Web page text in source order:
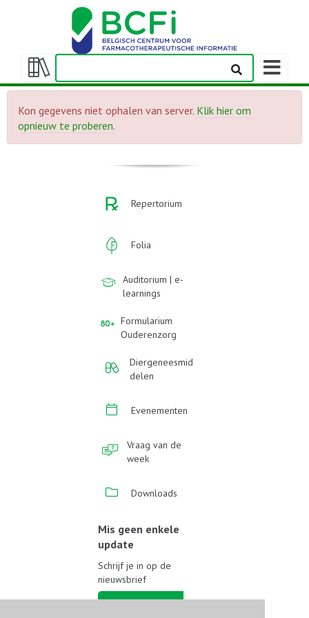
Weergeven/verbergen
Kon gegevens niet ophalen van server. Klik hier om
opnieuw te proberen.
Repertorium
Folia
Auditorium | e-
learnings
Formularium
Ouderenzorg
Diergeneesmid
delen
Evenementen
Vraag van de
week
Downloads
Mis geen enkele
update
Schrijf je in op de
nieuwsbrief